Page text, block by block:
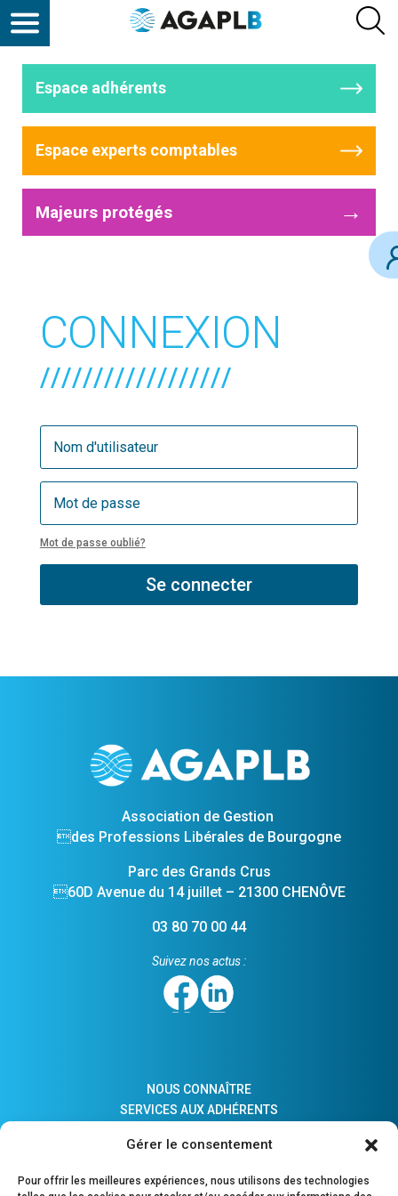
Gérer le consentement
Pour offrir les meilleures expériences, nous utilisons des technologies
Espace adhérents
Espace experts comptables
Majeurs protégés →
CONNEXION
//////////////////
Mot de passe oublié?
Se connecter
Association de Gestion
des Professions Libérales de Bourgogne
Parc des Grands Crus
60D Avenue du 14 juillet – 21300 CHENÔVE
03 80 70 00 44
Suivez nos actus :
NOUS CONNAÎTRE
SERVICES AUX ADHÉRENTS
ADHÉSION
COMPTES MAJEURS PROTÉGÉS